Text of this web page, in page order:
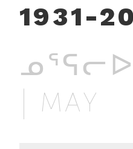
1931-
| MAY